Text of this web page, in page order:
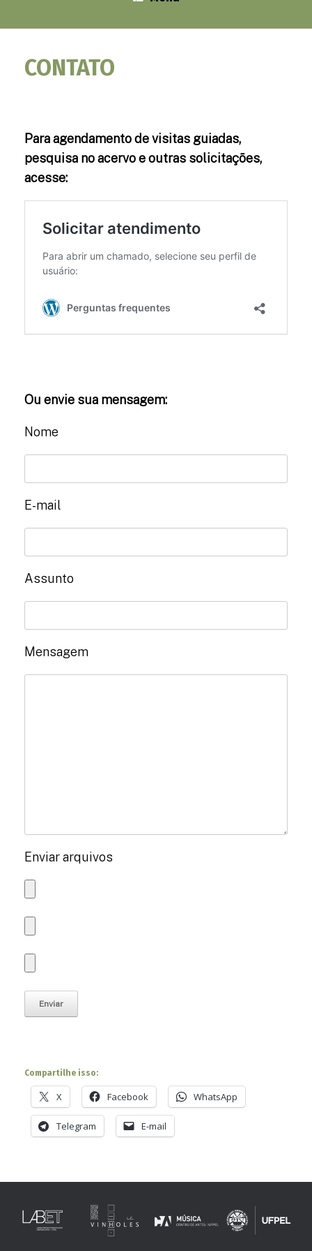
CONTATO
Para agendamento de visitas guiadas,
pesquisa no acervo e outras solicitações,
acesse:
Ou envie sua mensagem:
Nome
E-mail
Assunto
Mensagem
Enviar arquivos
Compartilhe isso:
X Facebook WhatsApp
Telegram E-mail